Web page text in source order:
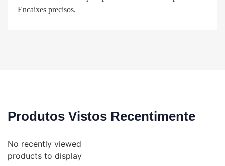
Encaixes precisos.
Produtos Vistos Recentimente
No recently viewed
products to display